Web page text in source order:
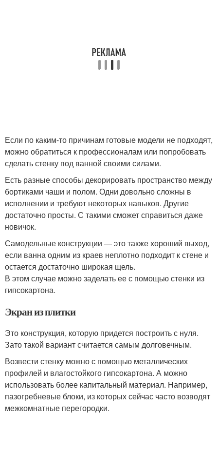
Если по каким-то причинам готовые модели не подходят,
можно обратиться к профессионалам или попробовать
сделать стенку под ванной своими силами.
Есть разные способы декорировать пространство между
бортиками чаши и полом. Одни довольно сложны в
исполнении и требуют некоторых навыков. Другие
достаточно просты. С такими сможет справиться даже
новичок.
Самодельные конструкции — это также хороший выход,
если ванна одним из краев неплотно подходит к стене и
остается достаточно широкая щель.
В этом случае можно заделать ее с помощью стенки из
гипсокартона.
Экран из плитки
Это конструкция, которую придется построить с нуля.
Зато такой вариант считается самым долговечным.
Возвести стенку можно с помощью металлических
профилей и влагостойкого гипсокартона. А можно
использовать более капитальный материал. Например,
пазогребневые блоки, из которых сейчас часто возводят
межкомнатные перегородки.